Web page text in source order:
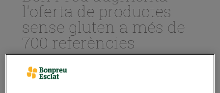
l'oferta de productes
sense gluten a més de
700 referències
21/de setembre/2015